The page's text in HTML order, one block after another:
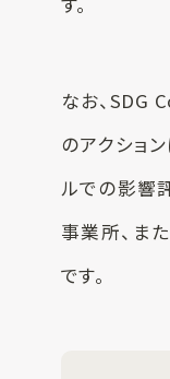
なお、SDG
のアクショ
ルでの影響
事業所、ま
です。